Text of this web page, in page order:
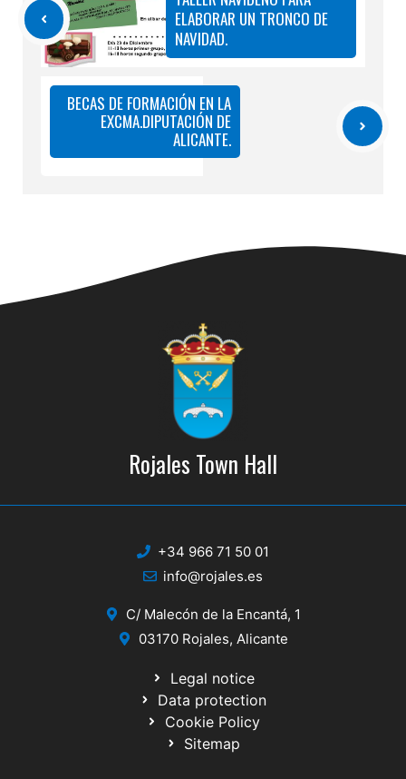
ELABORAR UN TRONCO DE
NAVIDAD.
BECAS DE FORMACIÓN EN LA
EXCMA.DIPUTACIÓN DE
ALICANTE.
Rojales Town Hall
+34 966 71 50 01
info@rojales.es
C/ Malecón de la Encantá, 1
03170 Rojales, Alicante
Legal notice
Data protection
Cookie Policy
Sitemap